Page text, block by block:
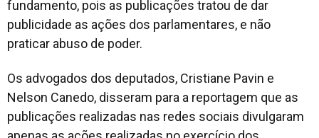
fundamento, pois as publicações tratou de dar
publicidade as ações dos parlamentares, e não
praticar abuso de poder.
Os advogados dos deputados, Cristiane Pavin e
Nelson Canedo, disseram para a reportagem que as
publicações realizadas nas redes sociais divulgaram